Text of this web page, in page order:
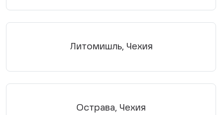
Литомишль, Чехия
Острава, Чехия